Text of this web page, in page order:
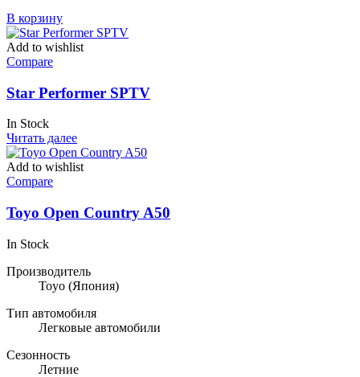
В корзину
Add to wishlist
Compare
Star Performer SPTV
In Stock
Читать далее
Add to wishlist
Compare
Toyo Open Country A50
In Stock
Производитель
Toyo (Япония)
Тип автомобиля
Легковые автомобили
Сезонность
Летние